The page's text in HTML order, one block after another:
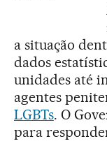
a situação
dados
unidades até
agentes
LGBTs. O
para